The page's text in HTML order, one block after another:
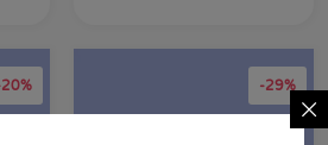
-29%